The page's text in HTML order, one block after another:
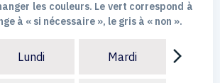
les couleurs. Le vert correspond à
à « si nécessaire », le gris à « non ».
Lundi Mardi arrow_forward_ios